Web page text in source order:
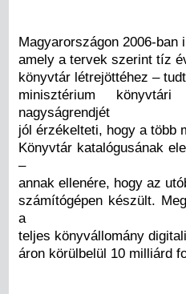
Magyarországon 2006-ban
amely a tervek szerint tíz
könyvtár létrejöttéhez –
minisztérium
nagyságrendjét
jól érzékelteti, hogy a több
Könyvtár katalógusának
–
annak ellenére, hogy az
számítógépen készült.
a
teljes könyvállomány
áron körülbelül 10 milliárd